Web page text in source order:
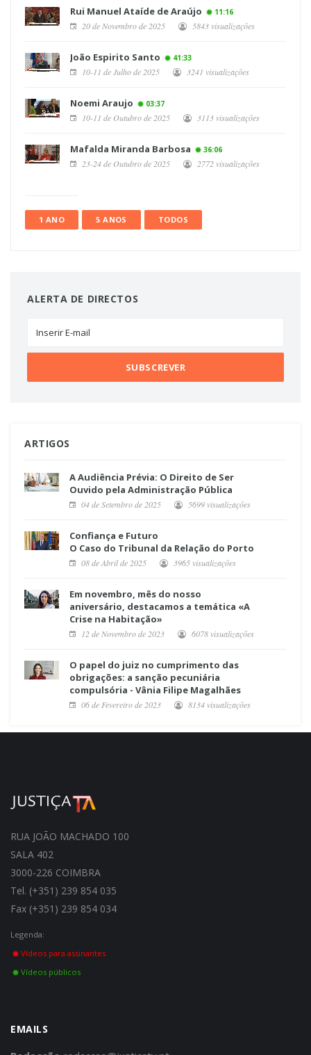
Rui Manuel Ataíde de Araújo 11:16
20 de Novembro de 2025 5843 visualizações
João Espirito Santo 41:33
10-11 de Julho de 2025 3241 visualizações
Noemi Araujo 03:37
10-11 de Outubro de 2025 3113 visualizações
Mafalda Miranda Barbosa 36:06
23-24 de Outubro de 2025 2772 visualizações
1 ANO 5 ANOS TODOS
ALERTA DE DIRECTOS
ARTIGOS
A Audiência Prévia: O Direito de Ser
Ouvido pela Administração Pública
04 de Setembro de 2025 5699 visualizações
Confiança e Futuro
O Caso do Tribunal da Relação do Porto
08 de Abril de 2025 3965 visualizações
Em novembro, mês do nosso
aniversário, destacamos a temática «A
Crise na Habitação»
12 de Novembro de 2023 6078 visualizações
O papel do juiz no cumprimento das
obrigações: a sanção pecuniária
compulsória - Vânia Filipe Magalhães
06 de Fevereiro de 2023 8134 visualizações
RUA JOÃO MACHADO 100
SALA 402
3000-226 COIMBRA
Tel. (+351) 239 854 035
Fax (+351) 239 854 034
Legenda:
Vídeos para assinantes
Vídeos públicos
EMAILS